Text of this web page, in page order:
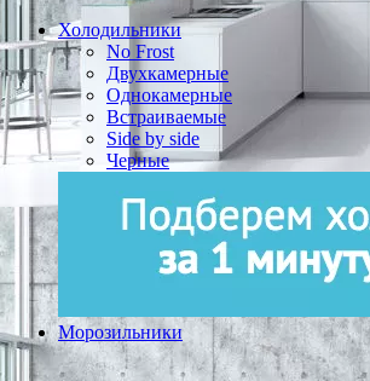
Холодильники
No Frost
Двухкамерные
Однокамерные
Встраиваемые
Side by side
Черные
Морозильники